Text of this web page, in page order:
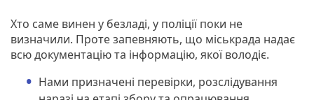
Хто саме винен у безладі, у поліції поки не
визначили. Проте запевняють, що міськрада надає
всю документацію та інформацію, якої володіє.
Нами призначені перевірки, розслідування